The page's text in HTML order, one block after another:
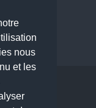
nous
et les